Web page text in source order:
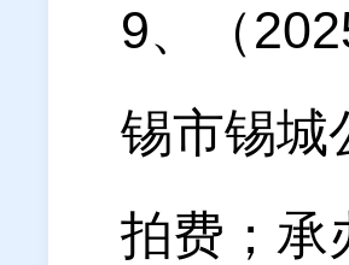
9、（
锡市锡城
拍费；承